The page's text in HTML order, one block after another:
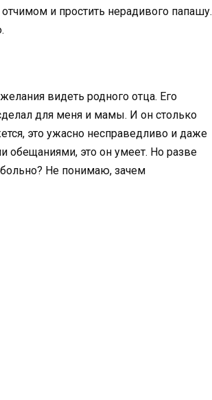
и простить нерадивого папашу.
видеть родного отца. Его
для меня и мамы. И он столько
это ужасно несправедливо и даже
обещаниями, это он умеет. Но разве
Не понимаю, зачем